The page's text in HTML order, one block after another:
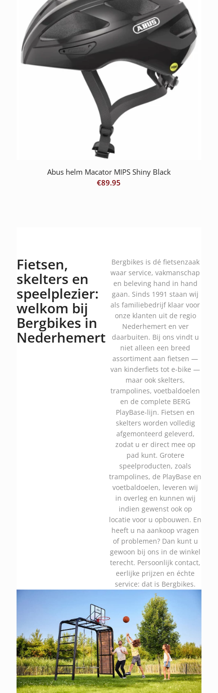
Abus helm Macator MIPS Shiny Black
€89.95
Fietsen,
skelters en
speelplezier:
welkom bij
Bergbikes in
Nederhemert
Bergbikes is dé fietsenzaak
waar service, vakmanschap
en beleving hand in hand
gaan. Sinds 1991 staan wij
als familiebedrijf klaar voor
onze klanten uit de regio
Nederhemert en ver
daarbuiten. Bij ons vindt u
niet alleen een breed
assortiment aan fietsen —
van kinderfiets tot e-bike —
maar ook skelters,
trampolines, voetbaldoelen
en de complete BERG
PlayBase-lijn. Fietsen en
skelters worden volledig
afgemonteerd geleverd,
zodat u er direct mee op
pad kunt. Grotere
speelproducten, zoals
trampolines, de PlayBase en
voetbaldoelen, leveren wij
in overleg en kunnen wij
indien gewenst ook op
locatie voor u opbouwen. En
heeft u na aankoop vragen
of problemen? Dan kunt u
gewoon bij ons in de winkel
terecht. Persoonlijk contact,
eerlijke prijzen en échte
service: dat is Bergbikes.